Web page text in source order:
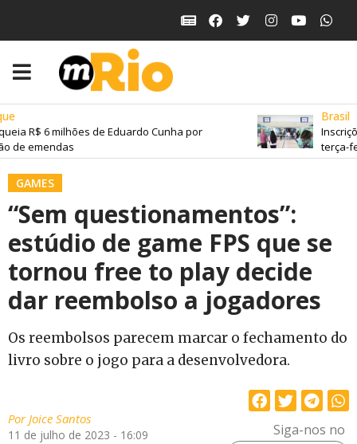
R$ 6 milhões de Eduardo Cunha por
de emendas
Brasil
terça-
GAMES
“Sem questionamentos”:
estúdio de game FPS que se
tornou free to play decide
dar reembolso a jogadores
Os reembolsos parecem marcar o fechamento do
livro sobre o jogo para a desenvolvedora.
PorJoice Santos
11 de julho de 2023 - 16:09 Siga-nos no